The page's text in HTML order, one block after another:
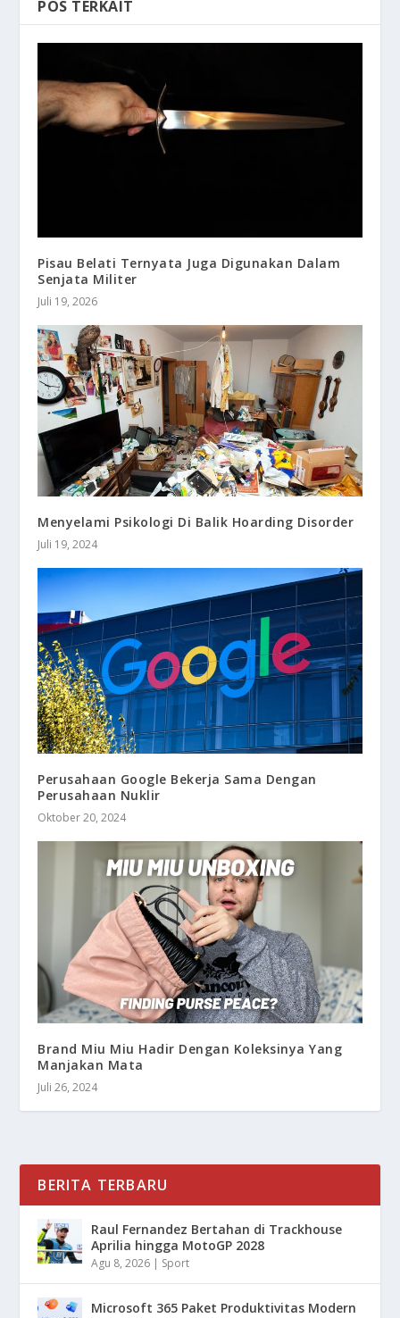
POS TERKAIT
Pisau Belati Ternyata Juga Digunakan Dalam
Senjata Militer
Juli 19, 2026
Menyelami Psikologi Di Balik Hoarding Disorder
Juli 19, 2024
Perusahaan Google Bekerja Sama Dengan
Perusahaan Nuklir
Oktober 20, 2024
Brand Miu Miu Hadir Dengan Koleksinya Yang
Manjakan Mata
Juli 26, 2024
BERITA TERBARU
Raul Fernandez Bertahan di Trackhouse
Aprilia hingga MotoGP 2028
Agu 8, 2026 | Sport
Microsoft 365 Paket Produktivitas Modern